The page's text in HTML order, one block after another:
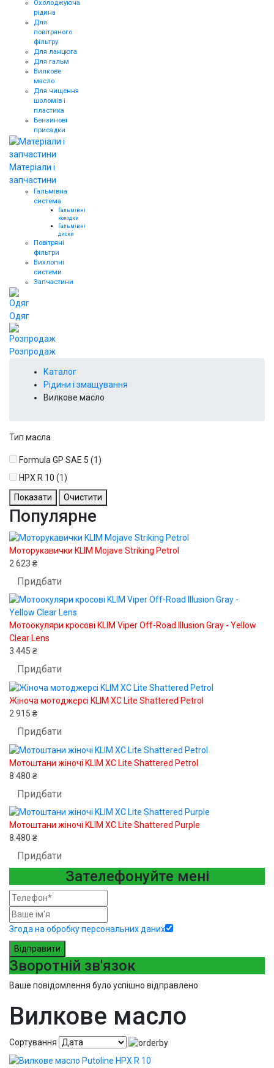
Охолоджуюча
рідина
Для
повітряного
фільтру
Для ланцюга
Для гальм
Вилкове
масло
Для чищення
шоломів і
пластика
Бензинові
присадки
Матеріали і
запчастини
Гальмівна
система
Гальмівні
колодки
Гальмівні
диски
Повітряні
фільтри
Вихлопні
системи
Запчастини
Одяг
Розпродаж
Каталог
Рідини і змащування
Вилкове масло
Тип масла
Formula GP SAE 5 (1)
HPX R 10 (1)
Показати
Очистити
Популярне
Моторукавички KLIM Mojave Striking Petrol
2 623 ₴
Придбати
Мотоокуляри кросові KLIM Viper Off-Road Illusion Gray - Yellow
Clear Lens
3 445 ₴
Придбати
Жіноча мотоджерсі KLIM XC Lite Shattered Petrol
2 915 ₴
Придбати
Мотоштани жіночі KLIM XC Lite Shattered Petrol
8 480 ₴
Придбати
Мотоштани жіночі KLIM XC Lite Shattered Purple
8 480 ₴
Придбати
Зателефонуйте мені
Згода на обробку персональних даних
Відправити
Зворотній зв'язок
Ваше повідомлення було успішно відправлено
Вилкове масло
Сортування